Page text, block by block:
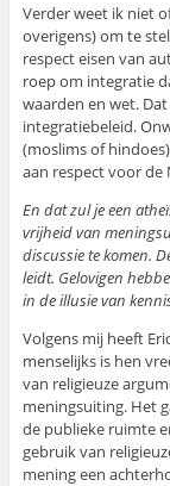
Verder weet ik niet
overigens) om te
respect eisen van
roep om integratie
waarden en wet.
integratiebeleid.
(moslims of
aan respect voor
En dat zul je een
vrijheid van
discussie te komen.
leidt. Gelovigen
in de illusie van
Volgens mij heeft
menselijks is hen
van religieuze
meningsuiting. Het
de publieke ruimte
gebruik van
mening een